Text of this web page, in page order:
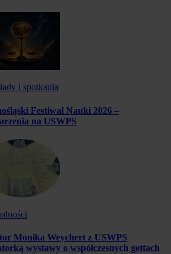
i spotkania
Festiwal Nauki 2026 –
na USWPS
Monika Weychert z USWPS
wystawy o współczesnych gettach